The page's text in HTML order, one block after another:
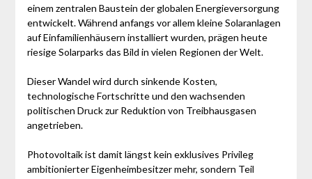
einem zentralen Baustein der globalen Energieversorgung
entwickelt. Während anfangs vor allem kleine Solaranlagen
auf Einfamilienhäusern installiert wurden, prägen heute
riesige Solarparks das Bild in vielen Regionen der Welt.
Dieser Wandel wird durch sinkende Kosten,
technologische Fortschritte und den wachsenden
politischen Druck zur Reduktion von Treibhausgasen
angetrieben.
Photovoltaik ist damit längst kein exklusives Privileg
ambitionierter Eigenheimbesitzer mehr, sondern Teil